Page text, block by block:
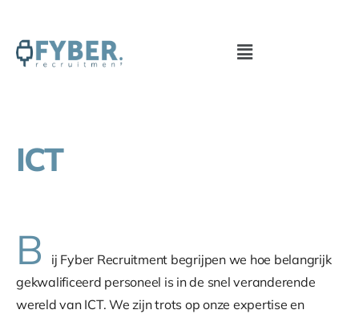
Menu
ICT
B
ij Fyber Recruitment begrijpen we hoe belangrijk
gekwalificeerd personeel is in de snel veranderende
wereld van ICT. We zijn trots op onze expertise en